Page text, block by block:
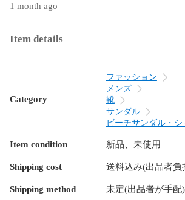
   Lサイズ（26ｃｍ～26.5ｃｍ）
   LLLサイズ（27.5ｃｍ～28ｃｍ）
【徳島レザーを使った日本製】
#サンダル #メンズ #レザー #日本製 #徳島
ダル #おしゃれ #国産 #レザーサンダル
【管理番号】10it59 BLK/RED
こちらのデザインでカラー展開　メルカリ
”ブティック イタリコ”メルカリショップ　
1 month ago
Item details
Category
ファッション
メンズ
靴
サンダル
ビーチサンダル・
Item condition 新品、未使用
Shipping cost 送料込み(出品者負
Shipping method 未定(出品者が手配)